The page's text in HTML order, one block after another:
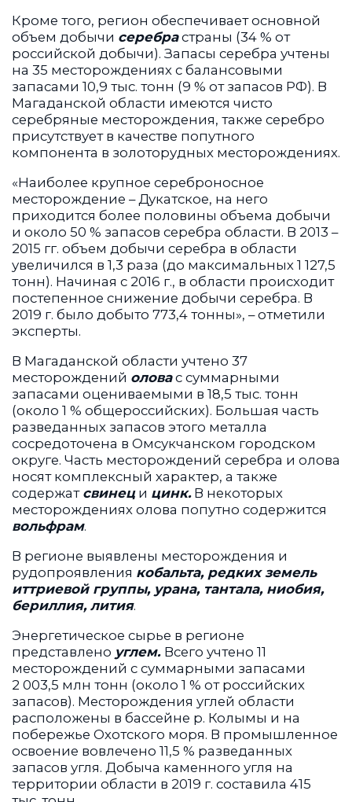
Кроме того, регион обеспечивает основной
объем добычи серебрастраны (34 % от
российской добычи). Запасы серебра учтены
на 35 месторождениях с балансовыми
запасами 10,9 тыс. тонн (9 % от запасов РФ). В
Магаданской области имеются чисто
серебряные месторождения, также серебро
присутствует в качестве попутного
компонента в золоторудных месторождениях.
«Наиболее крупное сереброносное
месторождение – Дукатское, на него
приходится более половины объема добычи
и около 50 % запасов серебра области. В 2013 –
2015 гг. объем добычи серебра в области
увеличился в 1,3 раза (до максимальных 1 127,5
тонн). Начиная с 2016 г., в области происходит
постепенное снижение добычи серебра. В
2019 г. было добыто 773,4 тонны», – отметили
эксперты.
В Магаданской области учтено 37
месторождений оловас суммарными
запасами оцениваемыми в 18,5 тыс. тонн
(около 1 % общероссийских). Большая часть
разведанных запасов этого металла
сосредоточена в Омсукчанском городском
округе. Часть месторождений серебра и олова
носят комплексный характер, а также
содержат свинеци цинк.В некоторых
месторождениях олова попутно содержится
вольфрам.
В регионе выявлены месторождения и
рудопроявления кобальта, редких земель
иттриевой группы, урана, тантала, ниобия,
бериллия, лития.
Энергетическое сырье в регионе
представлено углем. Всего учтено 11
месторождений с суммарными запасами
2 003,5 млн тонн (около 1 % от российских
запасов). Месторождения углей области
расположены в бассейне р. Колымы и на
побережье Охотского моря. В промышленное
освоение вовлечено 11,5 % разведанных
запасов угля. Добыча каменного угля на
территории области в 2019 г. составила 415